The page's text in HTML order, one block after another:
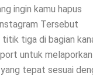
ingin kamu hapus
Tersebut
tiga di bagian
untuk melaporkan
tepat sesuai